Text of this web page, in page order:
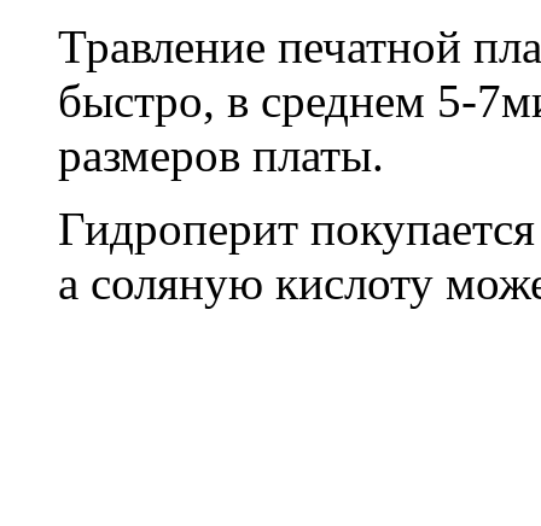
Травление печатной
быстро, в среднем 5-
размеров платы.
Гидроперит
а соляную кислоту